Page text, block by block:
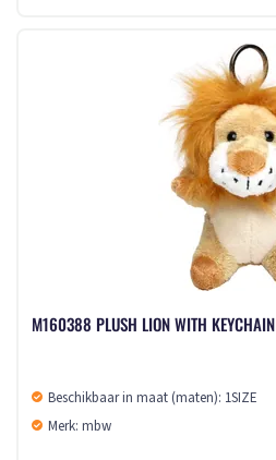
M160388 PLUSH LION WITH KEYCHAIN
Beschikbaar in maat (maten): 1SIZE
Merk: mbw